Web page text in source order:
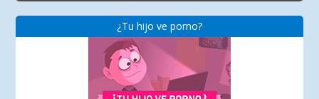
¿Tu hijo ve porno?